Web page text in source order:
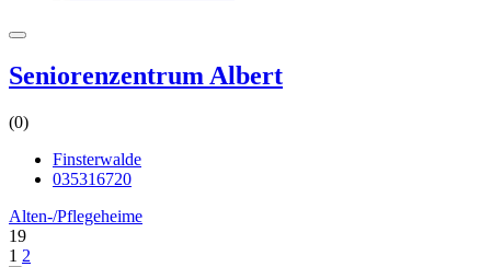
Seniorenzentrum Albert
(0)
Finsterwalde
035316720
Alten-/Pflegeheime
19
1 2